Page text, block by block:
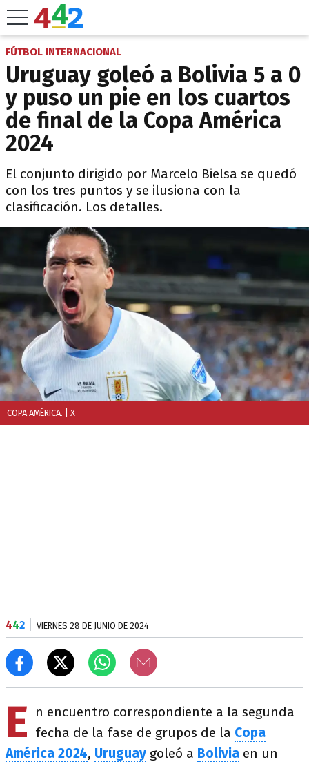
FÚTBOL INTERNACIONAL
Uruguay goleó a Bolivia 5 a 0
y puso un pie en los cuartos
de final de la Copa América
2024
El conjunto dirigido por Marcelo Bielsa se quedó
con los tres puntos y se ilusiona con la
clasificación. Los detalles.
COPA AMÉRICA. | X
442 VIERNES 28 DE JUNIO DE 2024
E
n encuentro correspondiente a la segunda
fecha de la fase de grupos de la Copa
América 2024, Uruguay goleó a Bolivia en un